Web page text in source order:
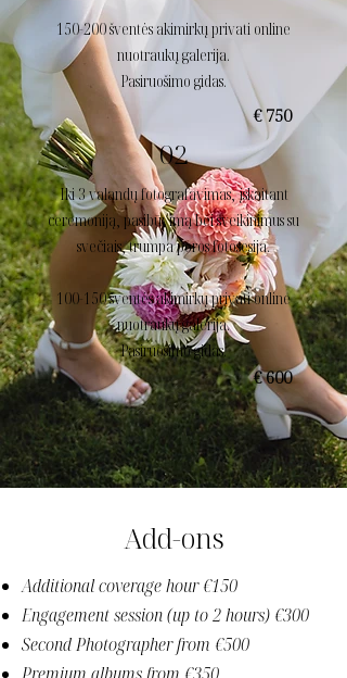
150-200 šventės akimirkų privati online
nuotraukų galerija.
Pasiruošimo gidas.
€ 750
02
Iki 3 valandų fotografavimas, įskaitant
ceremoniją, pasibūvimą bei sveikinimus su
svečiais, trumpa poros fotosesija.
100-150 šventės akimirkų privati online
nuotraukų galerija.
Pasiruošimo gidas.
€ 600
Add-ons
Additional coverage hour €150
Engagement session (up to 2 hours) €300
Second Photographer from €500